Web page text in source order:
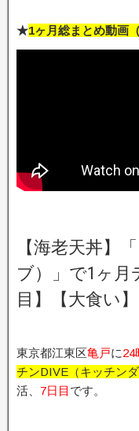
★1ヶ月総まとめ動画
【海老天丼】
ブ）」で1ヶ月
目】【大食い】
東京都江東区亀戸に24
チンDIVE（キッチンダ
活、 7日目 です。